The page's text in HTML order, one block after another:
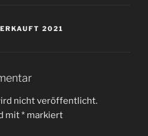
2021
nicht veröffentlicht.
mit* markiert